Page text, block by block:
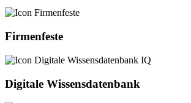
Firmenfeste
Digitale Wissensdatenbank